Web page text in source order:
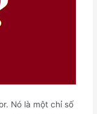
Nó là một chỉ số